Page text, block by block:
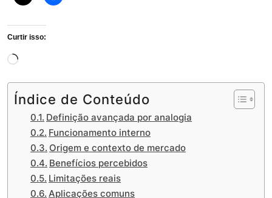
Curtir isso:
Carregando...
Índice de Conteúdo
Definição avançada por analogia
Funcionamento interno
Origem e contexto de mercado
Benefícios percebidos
Limitações reais
Aplicações comuns